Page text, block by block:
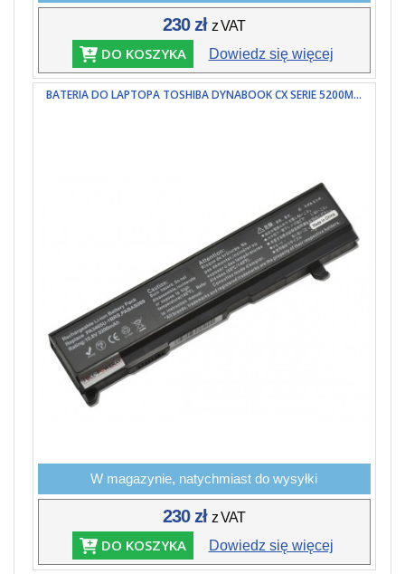
230 złz VAT
DO KOSZYKA Dowiedz się więcej
BATERIA DO LAPTOPA TOSHIBA DYNABOOK CX SERIE 5200M...
W magazynie, natychmiast do wysyłki
230 złz VAT
DO KOSZYKA Dowiedz się więcej